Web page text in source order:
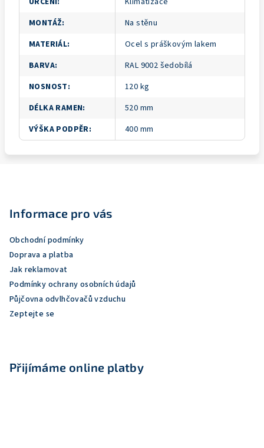
MONTÁŽ:
Na stěnu
MATERIÁL:
Ocel s práškovým lakem
BARVA:
RAL 9002 šedobílá
NOSNOST:
120 kg
DÉLKA RAMEN:
520 mm
VÝŠKA PODPĚR: 400 mm
Informace pro vás
Obchodní podmínky
Doprava a platba
Jak reklamovat
Podmínky ochrany osobních údajů
Půjčovna odvlhčovačů vzduchu
Zeptejte se
Přijímáme online platby